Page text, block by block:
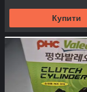
Купити